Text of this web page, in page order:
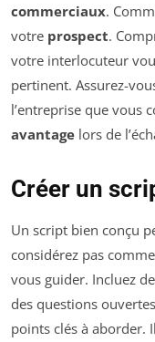
commerciaux.
votre prospect.
votre interlocuteur
pertinent. Assurez-
l’entreprise que vous
avantage lors de
Créer un
Un script bien conçu
considérez pas
vous guider. Incluez
des questions
points clés à aborder.